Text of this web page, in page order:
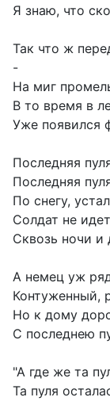
Я знаю, что
Так что ж
-
На миг
В то время в
Уже появился
Последняя
Последняя
По снегу,
Солдат не
Сквозь ночи и
А немец уж
Контуженный,
Но к дому
С последнею
"А где же та
Та пуля